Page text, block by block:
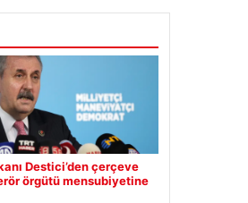
Destici’den çerçeve
örgütü mensubiyetine